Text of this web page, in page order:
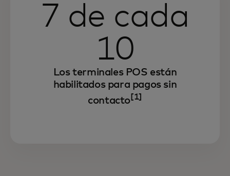
7 de cada
10
Los terminales POS están
habilitados para pagos sin
contacto[1]